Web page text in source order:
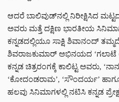
ಆದರೆ ಬಾಲಿವುಡ್‌ನಲ್ಲಿ ನಿರೀಕ್ಷಿಸಿದ
ಅವರು ಮತ್ತೆ ದಕ್ಷಿಣ ಭಾರತೀಯ
ಕನ್ನಡದಲ್ಲಿಯೂ ಸಾಕ್ಷಿ ಶಿವಾನಂದ್
ಶಿವರಾಜಕುಮಾರ್ ಅಭಿನಯದ ‘ಗಲಾಟೆ
ಕನ್ನಡ ಚಿತ್ರರಂಗಕ್ಕೆ ಕಾಲಿಟ್ಟ ಅವರು,
‘ಕೋದಂಡರಾಮ’, ‘ಸೌಂದರ್ಯ’ ಹಾಗೂ
ಹಲವು ಸಿನಿಮಾಗಳಲ್ಲಿ ನಟಿಸಿ ಕನ್ನಡ